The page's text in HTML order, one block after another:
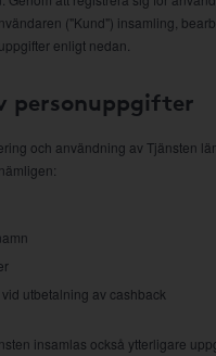
("Kund") insamling,
enligt nedan.
personuppgifter
och användning av Tjänsten
utbetalning av cashback
insamlas också ytterligare